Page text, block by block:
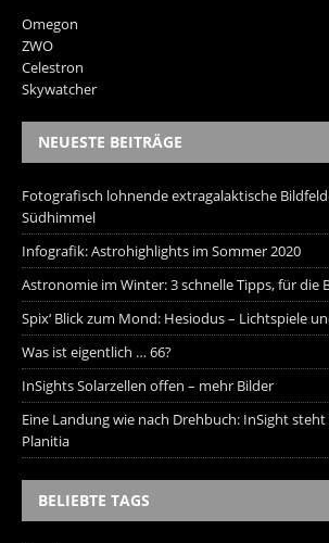
Omegon
ZWO
Celestron
Skywatcher
NEUESTE BEITRÄGE
Fotografisch lohnende extragalaktische
Südhimmel
Infografik: Astrohighlights im Sommer 2020
Astronomie im Winter: 3 schnelle Tipps, für die
Spix‘ Blick zum Mond: Hesiodus – Lichtspiele
Was ist eigentlich … 66?
InSights Solarzellen offen – mehr Bilder
Eine Landung wie nach Drehbuch: InSight
Planitia
BELIEBTE TAGS